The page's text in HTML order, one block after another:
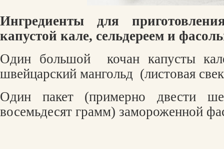
Ингредиенты для
капустой кале, сельдереем и
Один большой
кочан капусты
швейцарский мангольд (листовая
Один пакет (примерно двести
восемьдесят грамм) замороженной